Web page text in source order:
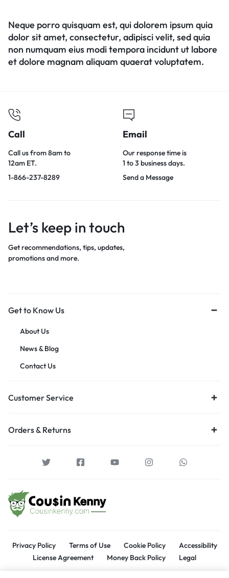
Neque porro quisquam est, qui dolorem ipsum quia
dolor sit amet, consectetur, adipisci velit, sed quia
non numquam eius modi tempora incidunt ut labore
et dolore magnam aliquam quaerat voluptatem.
Call
Call us from 8am to
12am ET.
1-866-237-8289
Email
Our response time is
1 to 3 business days.
Send a Message
Let’s keep in touch
Get recommendations, tips, updates,
promotions and more.
Get to Know Us
About Us
News & Blog
Contact Us
Customer Service
Orders & Returns
Privacy Policy Terms of Use Cookie Policy
Accessibility
License Agreement
Money Back Policy Legal